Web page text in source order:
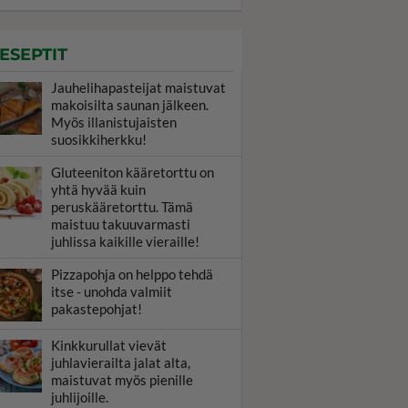
Jauhelihapasteijat maistuvat
makoisilta saunan jälkeen.
Myös illanistujaisten
suosikkiherkku!
Gluteeniton kääretorttu on
yhtä hyvää kuin
peruskääretorttu. Tämä
maistuu takuuvarmasti
juhlissa kaikille vieraille!
Pizzapohja on helppo tehdä
itse - unohda valmiit
pakastepohjat!
Kinkkurullat vievät
juhlavierailta jalat alta,
maistuvat myös pienille
juhlijoille.